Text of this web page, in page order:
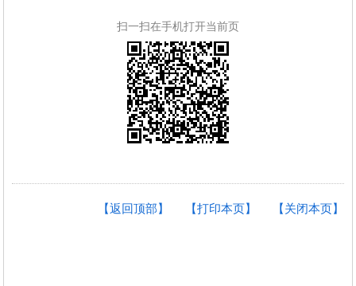
扫一扫在手机打开当前页
【关闭本页】
【打印本页】
【返回顶部】